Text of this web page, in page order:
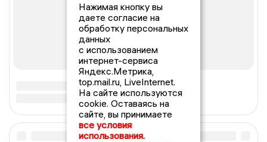
Нажимая кнопку вы
даете согласие на
обработку персональных
данных
с использованием
интернет-сервиса
Яндекс.Метрика,
top.mail.ru, LiveInternet.
На сайте используются
cookie. Оставаясь на
сайте, вы принимаете
все условия
использования.